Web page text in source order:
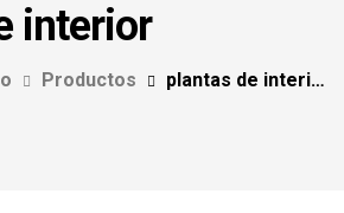
interior
Productos plantas de interior